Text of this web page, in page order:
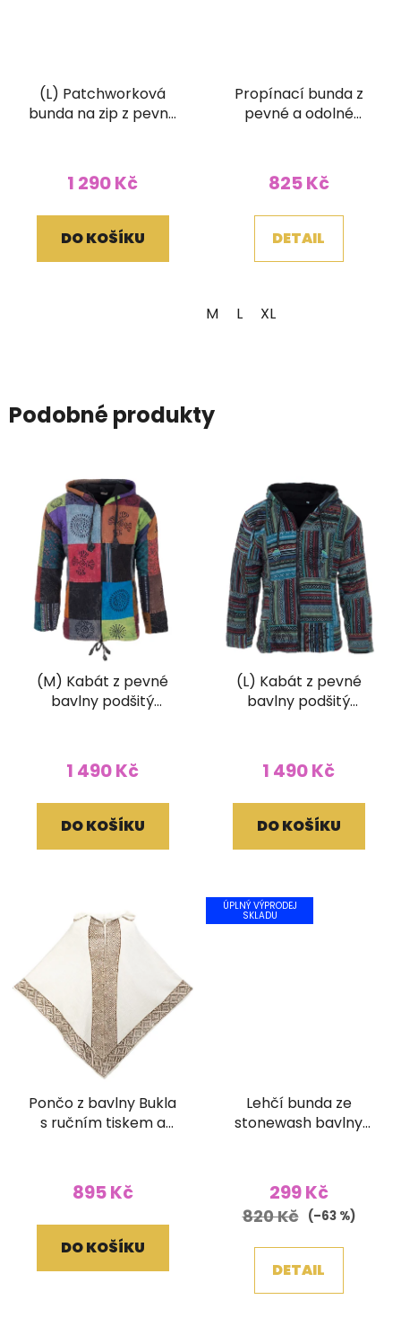
(L) Patchworková
bunda na zip z pevné
1 290 Kč
DO KOŠÍKU
Propínací bunda z
pevné a odolné
825 Kč
DETAIL
M L XL
Podobné produkty
(M) Kabát z pevné
bavlny podšitý
1 490 Kč
DO KOŠÍKU
(L) Kabát z pevné
bavlny podšitý
1 490 Kč
DO KOŠÍKU
Pončo z bavlny Bukla
s ručním tiskem a
895 Kč
DO KOŠÍKU
ÚPLNÝ VÝPRODEJ
SKLADU
Lehčí bunda ze
stonewash bavlny
299 Kč
820 Kč (–63 %)
DETAIL